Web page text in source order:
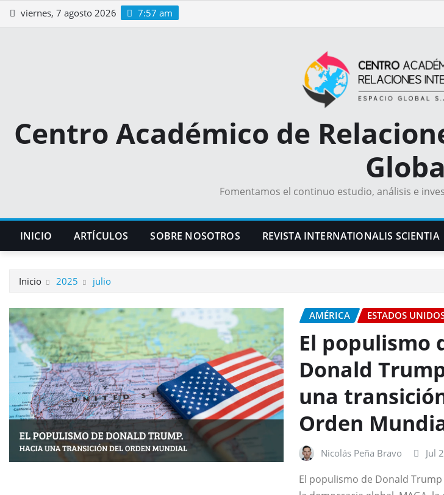
Saltar
al
viernes, 7 agosto 2026 7:57 am
Centro Académico de
Fomentamos el continuo estudio, análisis e
INICIO ARTÍCULOS SOBRE NOSOTROS REVISTA INTERNATIONALIS SCIENTIA
Inicio 2025 julio
AMÉRICA ESTADOS
El populismo
Donald
una
Orden
Nicolás Peña Bravo Jul
El populismo de Donald